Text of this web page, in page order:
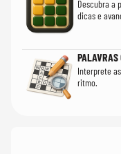
Descubra a
dicas e
PALAVRAS
Interprete
ritmo.